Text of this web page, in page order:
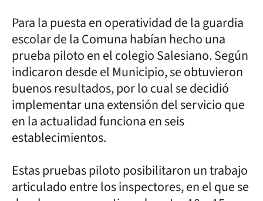
Para la puesta en operatividad de la guardia
escolar de la Comuna habían hecho una
prueba piloto en el colegio Salesiano. Según
indicaron desde el Municipio, se obtuvieron
buenos resultados, por lo cual se decidió
implementar una extensión del servicio que
en la actualidad funciona en seis
establecimientos.
Estas pruebas piloto posibilitaron un trabajo
articulado entre los inspectores, en el que se